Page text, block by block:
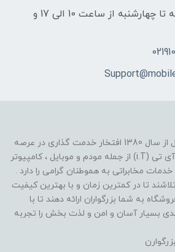
زمان پاسخگویی از شنبه تا چهارشنبه از ساعت 10 الی 17 و
فروشگاه موبایل آی تی تل از سال 1380 افتخار خدمت گذاری در عرصه
تولید و توزیع محصولات آی تی (i.T) از جمله مودم و موبایل ، کامپیوتر
مخابراتی به هموطنان گرامی را دارد .
تا در کمترین زمان و با بهترین کیفیت
به شما بزرگواران ارائه دهند تا با
بسیار آسان و امن و لذت بخش را تجربه